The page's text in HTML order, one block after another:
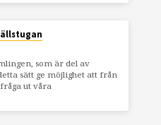
som är del av
sätt ge möjlighet att från
ut våra